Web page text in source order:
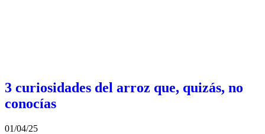
3 curiosidades del arroz que, quizás, no
conocías
01/04/25